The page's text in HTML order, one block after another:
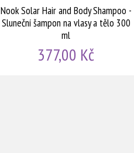
Nook Solar Hair and Body Shampoo -
Sluneční šampon na vlasy a tělo 300
ml
377,00 Kč